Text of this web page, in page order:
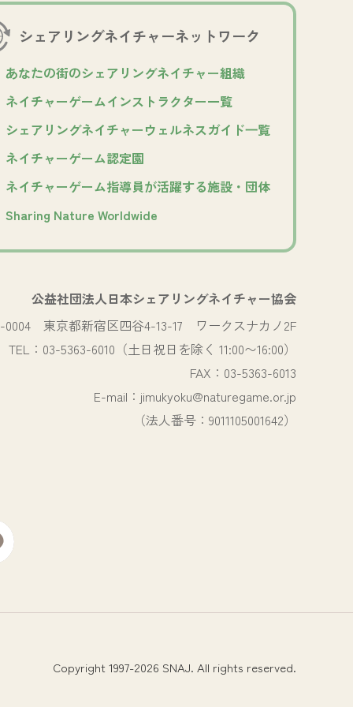
シェアリングネイチャーネットワーク
あなたの街のシェアリングネイチャー組織
ネイチャーゲームインストラクター一覧
シェアリングネイチャーウェルネスガイド⼀覧
ネイチャーゲーム認定園
ネイチャーゲーム指導員が活躍する施設・団体
Sharing Nature Worldwide
公益社団法人日本シェアリングネイチャー協会
0004 東京都新宿区四谷4-13-17 ワークスナカノ2F
TEL：03-5363-6010（土日祝日を除く 11:00〜16:00）
FAX：03-5363-6013
E-mail：jimukyoku@naturegame.or.jp
（法人番号：9011105001642）
Copyright 1997-2026 SNAJ. All rights reserved.